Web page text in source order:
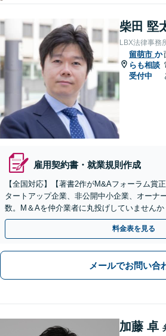
柴田 堅
LBX法律事務
留萌市 か
らも相談
受付中
雇用契約書・就業規則作成
【全国対応】【著書2作がM&Aフォーラム賞
タートアップ企業、非公開中小企業、オーナ
数。M＆Aを仲介業者に丸投げしていません
や契約書作成・交渉はお任せください【初回
料金表を見る
メールでお問い合
加藤 卓